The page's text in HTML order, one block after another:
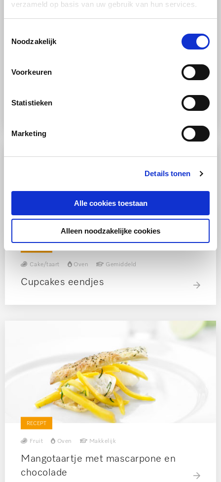
verzameld op basis van uw gebruik van hun services.
Noodzakelijk
Voorkeuren
Statistieken
Marketing
Details tonen
Alle cookies toestaan
Alleen noodzakelijke cookies
RECEPT
Appeltaart
Cake/taart Oven Gemiddeld
Cupcakes eendjes
RECEPT
Fruit Oven Makkelijk
Mangotaartje met mascarpone en
chocolade